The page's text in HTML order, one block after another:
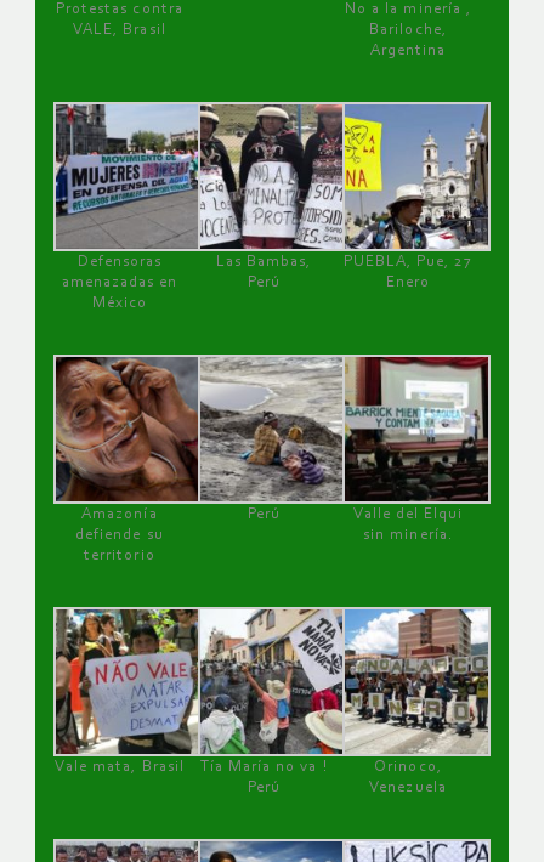
Protestas contra
VALE, Brasil
No a la minería ,
Bariloche,
Argentina
Defensoras
amenazadas en
México
Las Bambas,
Perú
PUEBLA, Pue, 27
Enero
Amazonía
defiende su
territorio
Perú
Valle del Elqui
sin minería.
Vale mata, Brasil
Tía María no va !
Perú
Orinoco,
Venezuela